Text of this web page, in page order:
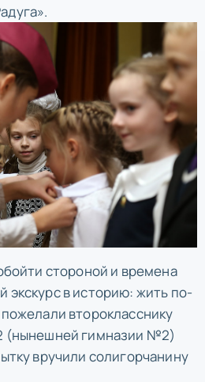
стороной и времена
экскурс в историю: жить по-
второкласснику
(нынешней гимназии №2)
вручили солигорчанину